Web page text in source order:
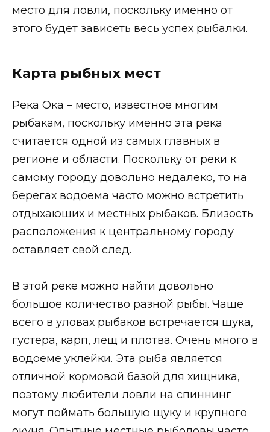
место для ловли, поскольку именно от
этого будет зависеть весь успех рыбалки.
Карта рыбных мест
Река Ока – место, известное многим
рыбакам, поскольку именно эта река
считается одной из самых главных в
регионе и области. Поскольку от реки к
самому городу довольно недалеко, то на
берегах водоема часто можно встретить
отдыхающих и местных рыбаков. Близость
расположения к центральному городу
оставляет свой след.
В этой реке можно найти довольно
большое количество разной рыбы. Чаще
всего в уловах рыбаков встречается щука,
густера, карп, лещ и плотва. Очень много в
водоеме уклейки. Эта рыба является
отличной кормовой базой для хищника,
поэтому любители ловли на спиннинг
могут поймать большую щуку и крупного